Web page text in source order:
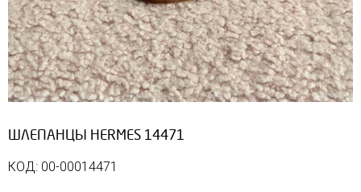
ШЛЕПАНЦЫ HERMES 14471
КОД: 00-00014471